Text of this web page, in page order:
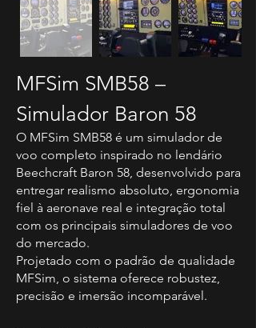
MFSim SMB58 –
Simulador Baron 58
O MFSim SMB58 é um simulador de
voo completo inspirado no lendário
Beechcraft Baron 58, desenvolvido para
entregar realismo absoluto, ergonomia
fiel à aeronave real e integração total
com os principais simuladores de voo
do mercado.
Projetado com o padrão de qualidade
MFSim, o sistema oferece robustez,
precisão e imersão incomparável.